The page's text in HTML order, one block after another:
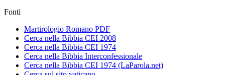
Fonti
Martirologio Romano PDF
Cerca nella Bibbia CEI 2008
Cerca nella Bibbia CEI 1974
Cerca nella Bibbia Interconfessionale
Cerca nella Bibbia CEI 1974 (LaParola.net)